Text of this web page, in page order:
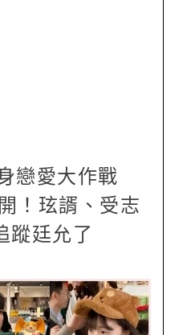
戀愛大作戰
！玹諝、受志
蹤廷允了